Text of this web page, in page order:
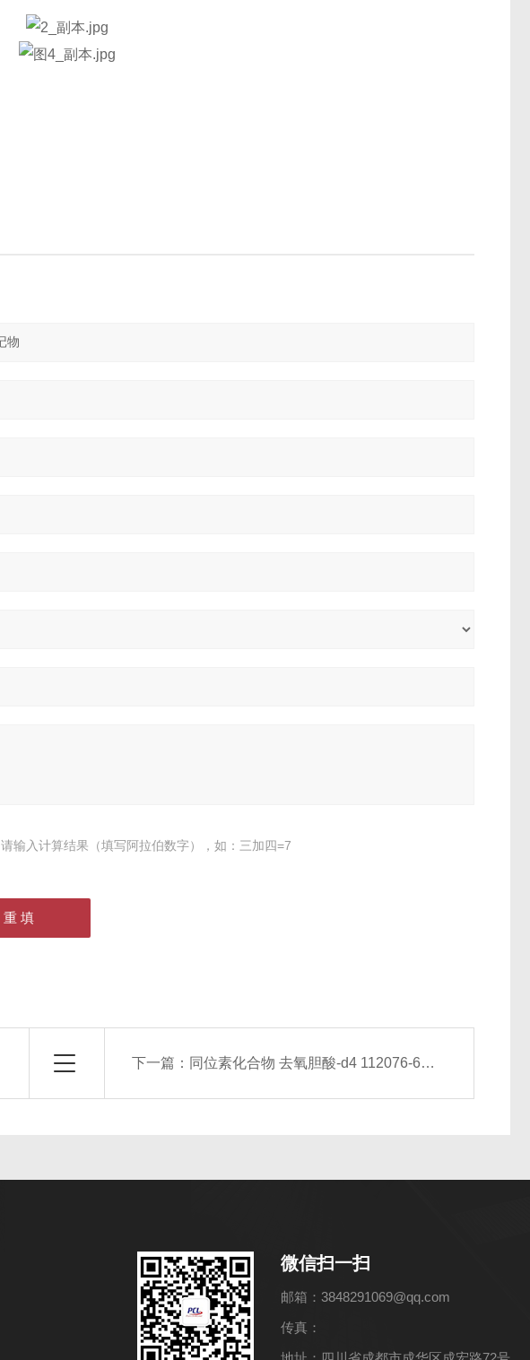
请输入计算结果（填写阿拉伯数字），如：三加四=7
下一篇： 同位素化合物 去氧胆酸-d4 112076-61-6
微信扫一扫
邮箱：3848291069@qq.com
传真：